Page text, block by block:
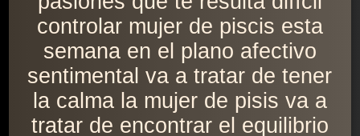
controlar mujer de piscis esta
semana en el plano afectivo
sentimental va a tratar de tener
la calma la mujer de pisis va a
tratar de encontrar el equilibrio